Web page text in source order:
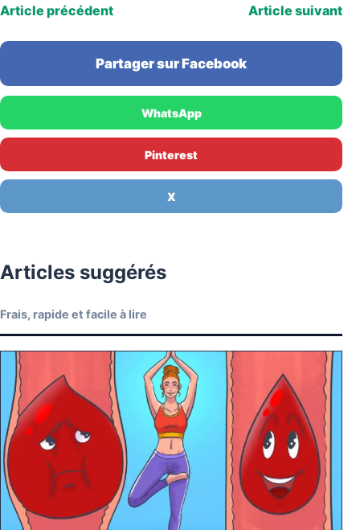
Article précédent Article suivant
Partager sur Facebook
WhatsApp
Pinterest
X
Articles suggérés
Frais, rapide et facile à lire